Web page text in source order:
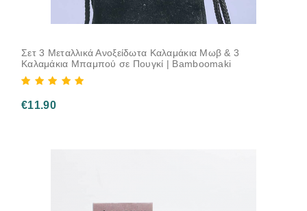
Σετ 3 Μεταλλικά Ανοξείδωτα Καλαμάκια Μωβ & 3
Καλαμάκια Μπαμπού σε Πουγκί | Bamboomaki
€11.90